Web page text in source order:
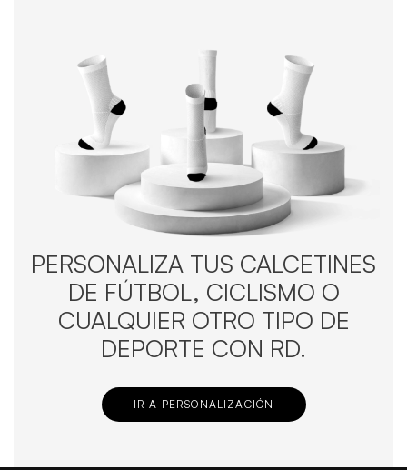
PERSONALIZA TUS CALCETINES
DE FÚTBOL, CICLISMO O
CUALQUIER OTRO TIPO DE
DEPORTE CON RD.
IR A PERSONALIZACIÓN